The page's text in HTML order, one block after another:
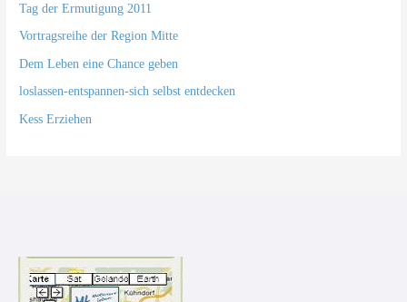
Tag der Ermutigung 2011
Vortragsreihe der Region Mitte
Dem Leben eine Chance geben
loslassen-entspannen-sich selbst entdecken
Kess Erziehen